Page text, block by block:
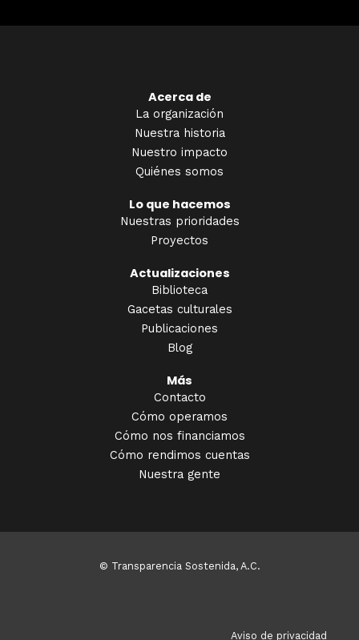
Acerca de
La organización
Nuestra historia
Nuestro impacto
Quiénes somos
Lo que hacemos
Nuestras prioridades
Proyectos
Actualizaciones
Biblioteca
Gacetas culturales
Publicaciones
Blog
Más
Contacto
Cómo operamos
Cómo nos financiamos
Cómo rendimos cuentas
Nuestra gente
© Transparencia Sostenida, A.C.
Aviso de privacidad